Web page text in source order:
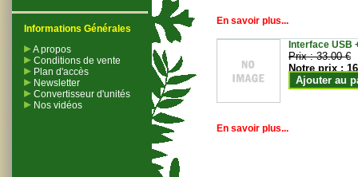
Informations Générales
A propos
Conditions de vente
Plan d'accès
Newsletter
Convertisseur d'unités
Nos vidéos
En savoir plus...
Interface USB
Prix :33.00 €
Notre prix :
Ajouter au
En savoir plus...